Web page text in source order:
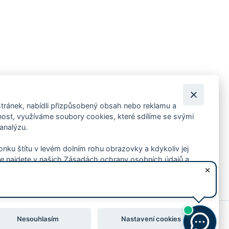
pozvánky na kulturní a sportovní akce?
nabídli přizpůsobený obsah nebo reklamu a
využíváme soubory cookies, které sdílíme se svými
štítu v levém dolním rohu obrazovky a kdykoliv jej
najdete v našich Zásadách ochrany osobních údajů a
Nesouhlasím Nastavení cookies